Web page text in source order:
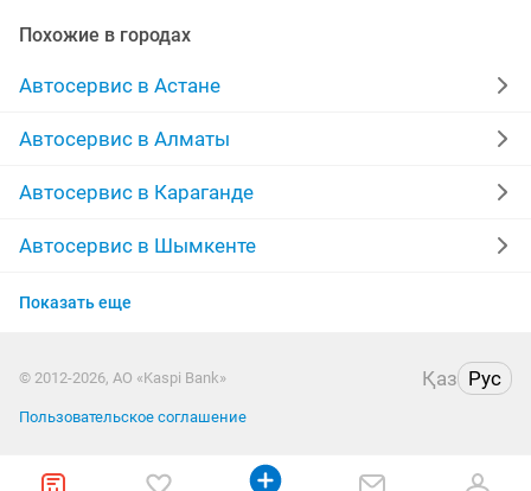
химчистка полировка фар
полировка ремонт выезд
изготовление ключей ремонт услуга
ремонт стартера автострахование
полировка авто
Похожие в городах
Автосервис в Астане
Автосервис в Алматы
Автосервис в Караганде
Автосервис в Шымкенте
Автосервис в Актобе
Автосервис в Костанае
Показать еще
© 2012-2026, АО «Kaspi Bank» Қаз Рус
Пользовательское соглашение